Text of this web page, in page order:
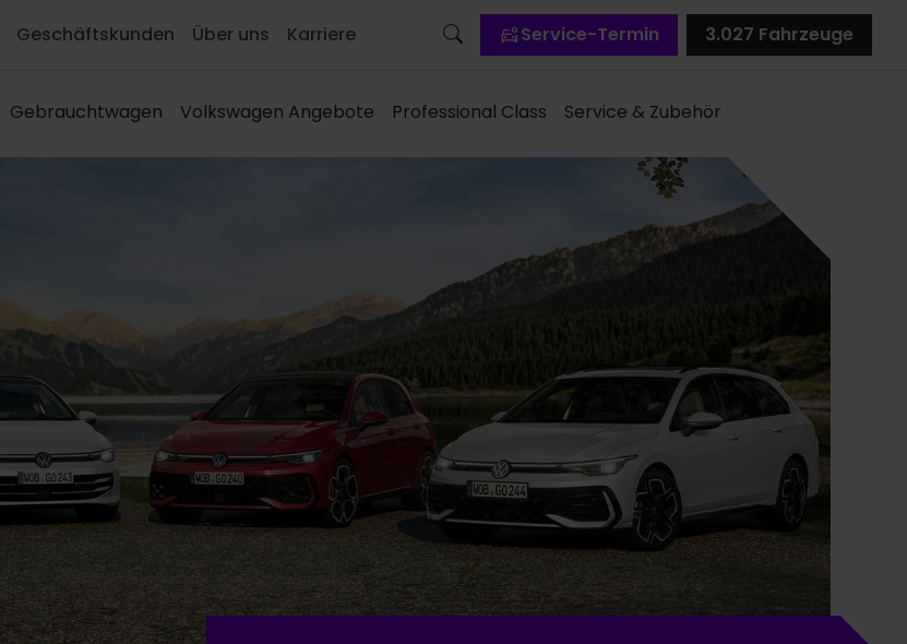
Geschäftskunden Über uns Karriere Service-Termin Fahrzeuge
3.027
Gebrauchtwagen Volkswagen Angebote Professional Class Service & Zubehör